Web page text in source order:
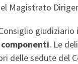
Magistrato
. Le
delle sedute del